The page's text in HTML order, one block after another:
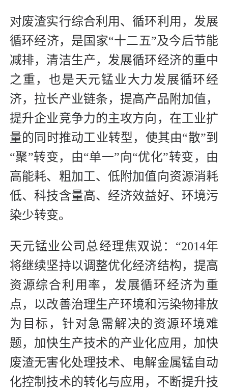
对废渣实行综合利用、循环利用，发展
循环经济，是国家“十二五”及今后节能
减排，清洁生产，发展循环经济的重中
之重，也是天元锰业大力发展循环经
济，拉长产业链条，提高产品附加值，
提升企业竞争力的主攻方向，在工业扩
量的同时推动工业转型，使其由“散”到
“聚”转变，由“单一”向“优化”转变，由
高能耗、粗加工、低附加值向资源消耗
低、科技含量高、经济效益好、环境污
染少转变。
天元锰业公司总经理焦双说：“2014年
将继续坚持以调整优化经济结构，提高
资源综合利用率，发展循环经济为重
点，以改善治理生产环境和污染物排放
为目标，针对急需解决的资源环境难
题，加快生产技术的产业化应用，加快
废渣无害化处理技术、电解金属锰自动
化控制技术的转化与应用，不断提升技